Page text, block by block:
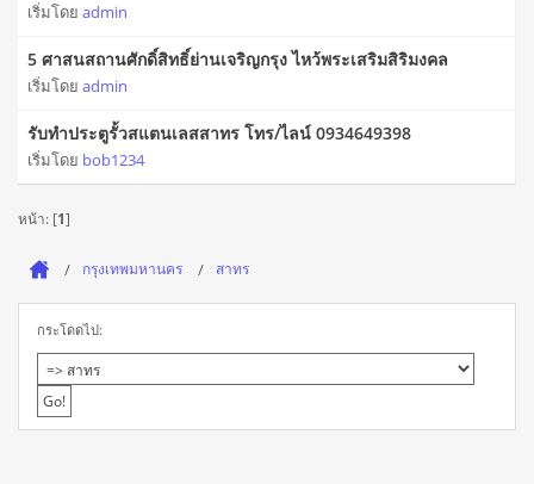
เริ่มโดย admin
5 ศาสนสถานศักดิ์สิทธิ์ย่านเจริญกรุง ไหว้พระเสริมสิริมงคล
เริ่มโดย admin
รับทำประตูรั้วสแตนเลสสาทร โทร/ไลน์ 0934649398
เริ่มโดย bob1234
หน้า: [1]
กรุงเทพมหานคร สาทร
กระโดดไป: